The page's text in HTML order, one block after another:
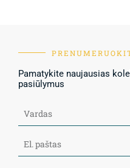
Pamatykite naujausias
pasiūlymus